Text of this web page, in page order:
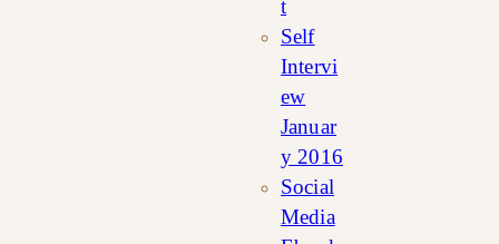
t
Self
Intervi
ew
Januar
y 2016
Social
Media